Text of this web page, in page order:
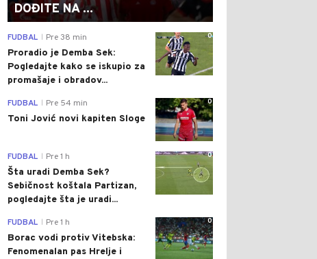
DOĐITE NA ...
0
FUDBAL Pre 38 min
Proradio je Demba Sek:
Pogledajte kako se iskupio za
promašaje i obradov...
0
FUDBAL Pre 54 min
Toni Jović novi kapiten Sloge
0
FUDBAL Pre 1 h
Šta uradi Demba Sek?
Sebičnost koštala Partizan,
pogledajte šta je uradi...
0
FUDBAL Pre 1 h
Borac vodi protiv Vitebska:
Fenomenalan pas Hrelje i